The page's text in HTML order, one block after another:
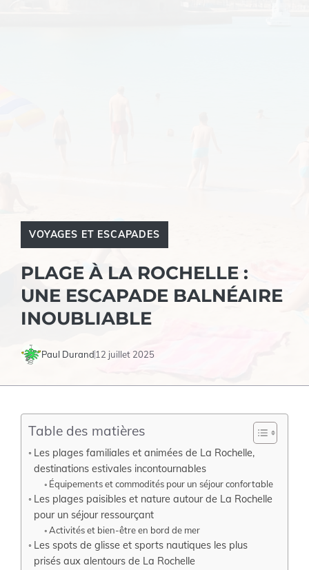
VOYAGES ET ESCAPADES
PLAGE À LA ROCHELLE :
UNE ESCAPADE BALNÉAIRE
INOUBLIABLE
Paul Durand 12 juillet 2025
Table des matières
Les plages familiales et animées de La Rochelle,
destinations estivales incontournables
Équipements et commodités pour un séjour confortable
Les plages paisibles et nature autour de La Rochelle
pour un séjour ressourçant
Activités et bien-être en bord de mer
Les spots de glisse et sports nautiques les plus
prisés aux alentours de La Rochelle